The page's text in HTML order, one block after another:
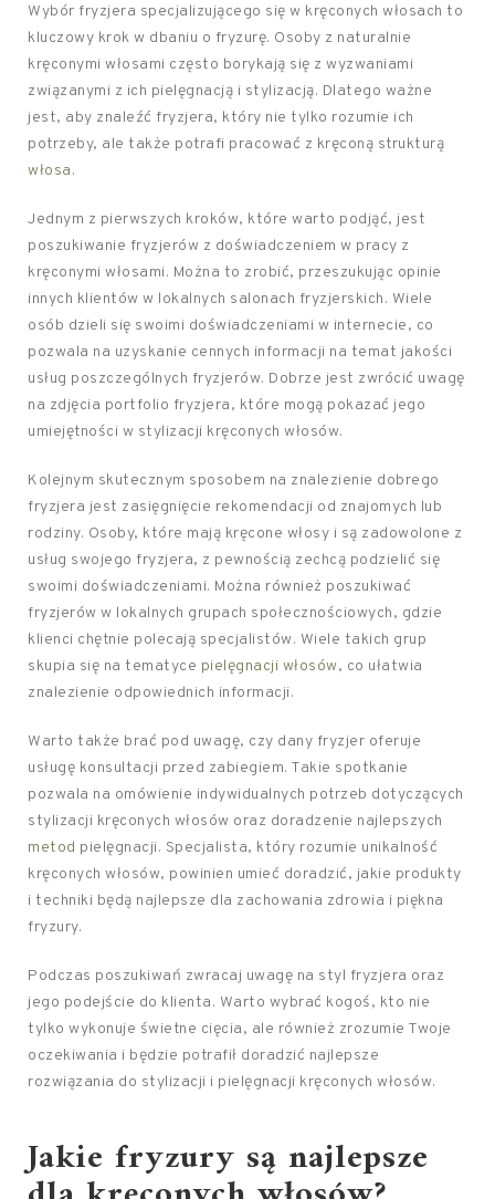
Wybór fryzjera specjalizującego się w kręconych włosach to
kluczowy krok w dbaniu o fryzurę. Osoby z naturalnie
kręconymi włosami często borykają się z wyzwaniami
związanymi z ich pielęgnacją i stylizacją. Dlatego ważne
jest, aby znaleźć fryzjera, który nie tylko rozumie ich
potrzeby, ale także potrafi pracować z kręconą strukturą
włosa.
Jednym z pierwszych kroków, które warto podjąć, jest
poszukiwanie fryzjerów z doświadczeniem w pracy z
kręconymi włosami. Można to zrobić, przeszukując opinie
innych klientów w lokalnych salonach fryzjerskich. Wiele
osób dzieli się swoimi doświadczeniami w internecie, co
pozwala na uzyskanie cennych informacji na temat jakości
usług poszczególnych fryzjerów. Dobrze jest zwrócić uwagę
na zdjęcia portfolio fryzjera, które mogą pokazać jego
umiejętności w stylizacji kręconych włosów.
Kolejnym skutecznym sposobem na znalezienie dobrego
fryzjera jest zasięgnięcie rekomendacji od znajomych lub
rodziny. Osoby, które mają kręcone włosy i są zadowolone z
usług swojego fryzjera, z pewnością zechcą podzielić się
swoimi doświadczeniami. Można również poszukiwać
fryzjerów w lokalnych grupach społecznościowych, gdzie
klienci chętnie polecają specjalistów. Wiele takich grup
skupia się na tematyce pielęgnacji włosów, co ułatwia
znalezienie odpowiednich informacji.
Warto także brać pod uwagę, czy dany fryzjer oferuje
usługę konsultacji przed zabiegiem. Takie spotkanie
pozwala na omówienie indywidualnych potrzeb dotyczących
stylizacji kręconych włosów oraz doradzenie najlepszych
metod pielęgnacji. Specjalista, który rozumie unikalność
kręconych włosów, powinien umieć doradzić, jakie produkty
i techniki będą najlepsze dla zachowania zdrowia i piękna
fryzury.
Podczas poszukiwań zwracaj uwagę na styl fryzjera oraz
jego podejście do klienta. Warto wybrać kogoś, kto nie
tylko wykonuje świetne cięcia, ale również zrozumie Twoje
oczekiwania i będzie potrafił doradzić najlepsze
rozwiązania do stylizacji i pielęgnacji kręconych włosów.
Jakie fryzury są najlepsze